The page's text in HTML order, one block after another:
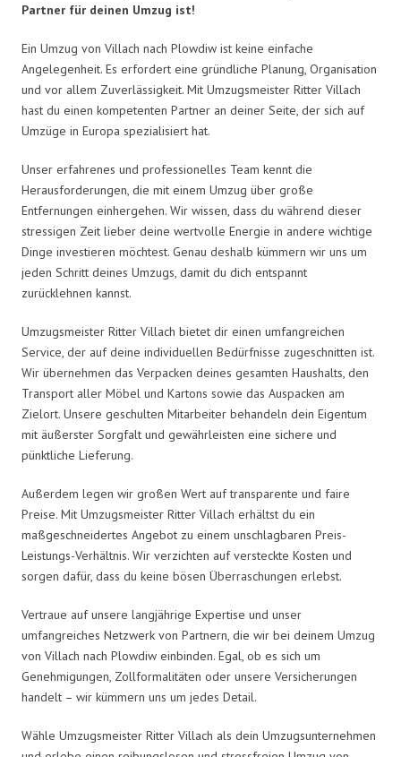
Partner für deinen Umzug ist!
Ein Umzug von Villach nach Plowdiw ist keine einfache
Angelegenheit. Es erfordert eine gründliche Planung, Organisation
und vor allem Zuverlässigkeit. Mit Umzugsmeister Ritter Villach
hast du einen kompetenten Partner an deiner Seite, der sich auf
Umzüge in Europa spezialisiert hat.
Unser erfahrenes und professionelles Team kennt die
Herausforderungen, die mit einem Umzug über große
Entfernungen einhergehen. Wir wissen, dass du während dieser
stressigen Zeit lieber deine wertvolle Energie in andere wichtige
Dinge investieren möchtest. Genau deshalb kümmern wir uns um
jeden Schritt deines Umzugs, damit du dich entspannt
zurücklehnen kannst.
Umzugsmeister Ritter Villach bietet dir einen umfangreichen
Service, der auf deine individuellen Bedürfnisse zugeschnitten ist.
Wir übernehmen das Verpacken deines gesamten Haushalts, den
Transport aller Möbel und Kartons sowie das Auspacken am
Zielort. Unsere geschulten Mitarbeiter behandeln dein Eigentum
mit äußerster Sorgfalt und gewährleisten eine sichere und
pünktliche Lieferung.
Außerdem legen wir großen Wert auf transparente und faire
Preise. Mit Umzugsmeister Ritter Villach erhältst du ein
maßgeschneidertes Angebot zu einem unschlagbaren Preis-
Leistungs-Verhältnis. Wir verzichten auf versteckte Kosten und
sorgen dafür, dass du keine bösen Überraschungen erlebst.
Vertraue auf unsere langjährige Expertise und unser
umfangreiches Netzwerk von Partnern, die wir bei deinem Umzug
von Villach nach Plowdiw einbinden. Egal, ob es sich um
Genehmigungen, Zollformalitäten oder unsere Versicherungen
handelt – wir kümmern uns um jedes Detail.
Wähle Umzugsmeister Ritter Villach als dein Umzugsunternehmen